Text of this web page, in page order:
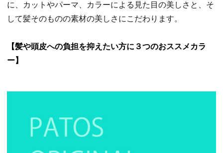
に、カットやパーマ、カラーによる見た目の美しさと、そ
して髪そのものの素材の美しさにこだわります。
【髪や頭皮への負担を抑えたい方に３つのおススメカラ
ー】